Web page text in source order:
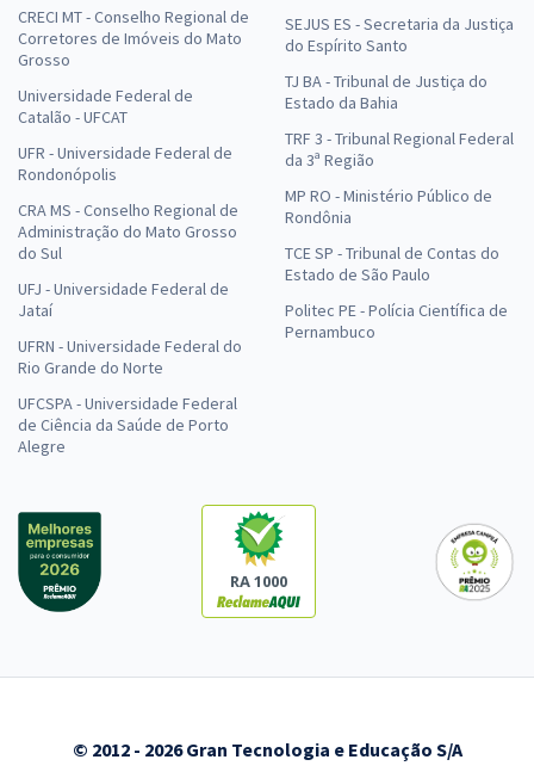
CRECI MT - Conselho Regional de
Corretores de Imóveis do Mato
Grosso
Universidade Federal de
Catalão - UFCAT
UFR - Universidade Federal de
Rondonópolis
CRA MS - Conselho Regional de
Administração do Mato Grosso
do Sul
UFJ - Universidade Federal de
Jataí
UFRN - Universidade Federal do
Rio Grande do Norte
UFCSPA - Universidade Federal
de Ciência da Saúde de Porto
Alegre
SEJUS ES - Secretaria da Justiça
do Espírito Santo
TJ BA - Tribunal de Justiça do
Estado da Bahia
TRF 3 - Tribunal Regional Federal
da 3ª Região
MP RO - Ministério Público de
Rondônia
TCE SP - Tribunal de Contas do
Estado de São Paulo
Politec PE - Polícia Científica de
Pernambuco
RA 1000
© 2012 - 2026 Gran Tecnologia e Educação S/A